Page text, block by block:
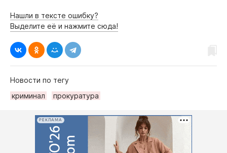
Нашли в тексте ошибку?
Выделите её и нажмите сюда!
Новости по тегу
криминал
прокуратура
РЕКЛАМА